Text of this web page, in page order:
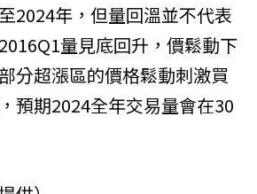
2024年，但量回溫並不代表
量見底回升，價鬆動下
分超漲區的價格鬆動刺激買
預期2024全年交易量會在30